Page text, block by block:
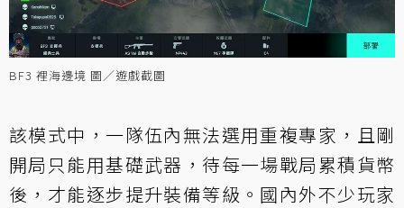
BF3 裡海邊境 圖／遊戲截圖
該模式中，一隊伍內無法選用重複專家，且剛
開局只能用基礎武器，待每一場戰局累積貨幣
後，才能逐步提升裝備等級。國內外不少玩家